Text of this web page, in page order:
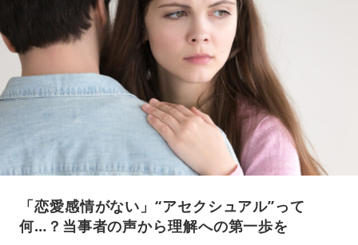
「恋愛感情がない」“アセクシュアル”って
何…？当事者の声から理解への第一歩を